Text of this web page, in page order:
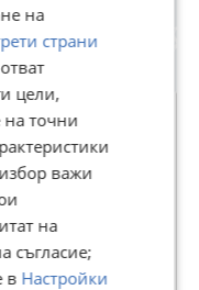
17:05 ч.
на
страни
цели,
точни
важи
на
съгласие;
в Настройки